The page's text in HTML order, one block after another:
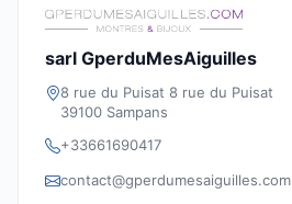
sarl GperduMesAiguilles
8 rue du Puisat 8 rue du Puisat
39100 Sampans
+33661690417
contact@gperdumesaiguilles.com